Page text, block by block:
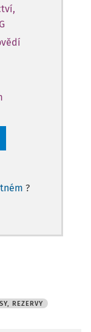
?
REZERVY